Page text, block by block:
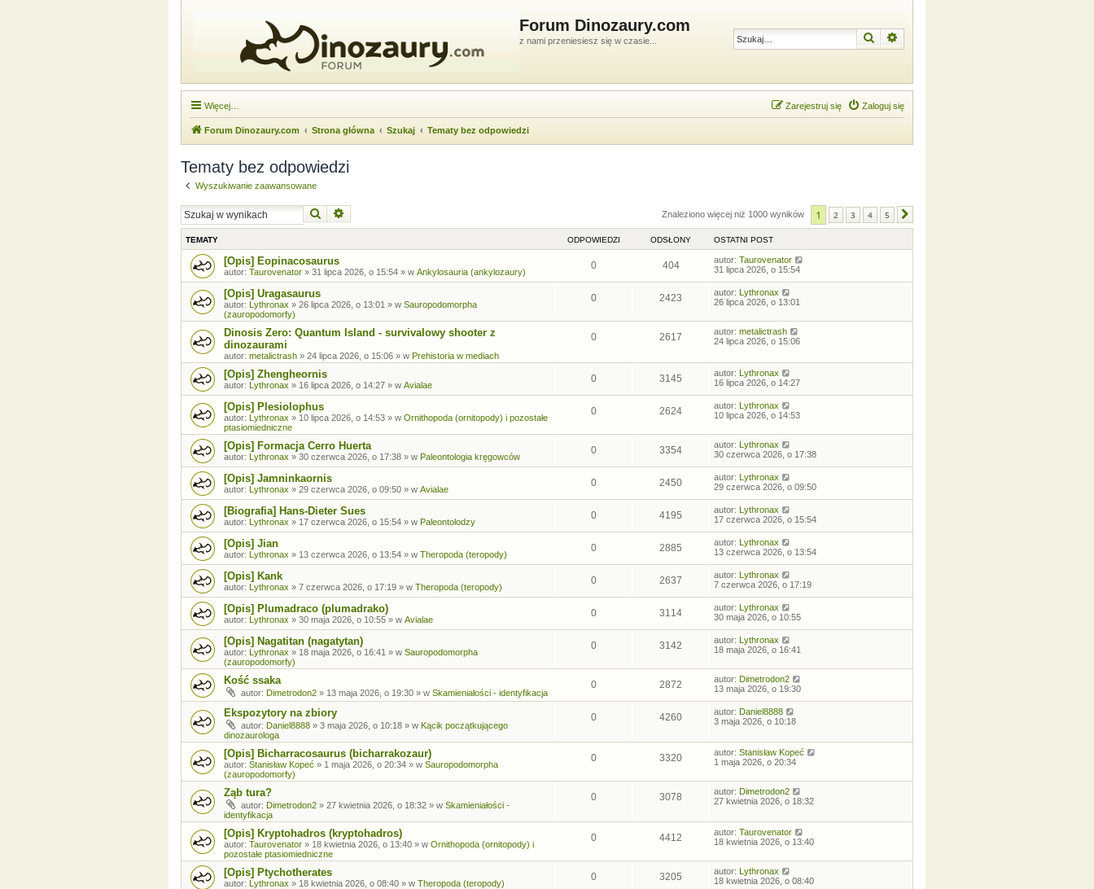
Forum Dinozaury.com
z nami przeniesiesz się w czasie... Szukaj
Więcej… Zaloguj się
Zarejestruj się
Forum Dinozaury.com Strona główna Szukaj Tematy bez odpowiedzi
Tematy bez odpowiedzi
Wyszukiwanie zaawansowane
Szukaj Znaleziono więcej niż 1000 wyników 1 2 3 4 5
TEMATY ODPOWIEDZI ODSŁONY OSTATNI POST
[Opis] Eopinacosaurus
autor: Taurovenator » 31 lipca 2026, o 15:54 » w Ankylosauria (ankylozaury)
0 404 autor: Taurovenator
31 lipca 2026, o 15:54
[Opis] Uragasaurus
autor: Lythronax » 26 lipca 2026, o 13:01 » w Sauropodomorpha
(zauropodomorfy)
0 2423 autor: Lythronax
26 lipca 2026, o 13:01
Dinosis Zero: Quantum Island - survivalowy shooter z
dinozaurami
autor: metalictrash » 24 lipca 2026, o 15:06 » w Prehistoria w mediach
0 2617 autor: metalictrash
24 lipca 2026, o 15:06
[Opis] Zhengheornis
autor: Lythronax » 16 lipca 2026, o 14:27 » w Avialae
0 3145 autor: Lythronax
16 lipca 2026, o 14:27
[Opis] Plesiolophus
autor: Lythronax » 10 lipca 2026, o 14:53 » w Ornithopoda (ornitopody) i pozostałe
ptasiomiedniczne
0 2624 autor: Lythronax
10 lipca 2026, o 14:53
[Opis] Formacja Cerro Huerta
autor: Lythronax » 30 czerwca 2026, o 17:38 » w Paleontologia kręgowców
0 3354 autor: Lythronax
30 czerwca 2026, o 17:38
[Opis] Jamninkaornis
autor: Lythronax » 29 czerwca 2026, o 09:50 » w Avialae
0 2450 autor: Lythronax
29 czerwca 2026, o 09:50
[Biografia] Hans-Dieter Sues
autor: Lythronax » 17 czerwca 2026, o 15:54 » w Paleontolodzy
0 4195 autor: Lythronax
17 czerwca 2026, o 15:54
[Opis] Jian
autor: Lythronax » 13 czerwca 2026, o 13:54 » w Theropoda (teropody)
0 2885 autor: Lythronax
13 czerwca 2026, o 13:54
[Opis] Kank
autor: Lythronax » 7 czerwca 2026, o 17:19 » w Theropoda (teropody)
0 2637 autor: Lythronax
7 czerwca 2026, o 17:19
[Opis] Plumadraco (plumadrako)
autor: Lythronax » 30 maja 2026, o 10:55 » w Avialae
0 3114 autor: Lythronax
30 maja 2026, o 10:55
[Opis] Nagatitan (nagatytan)
autor: Lythronax » 18 maja 2026, o 16:41 » w Sauropodomorpha
(zauropodomorfy)
0 3142 autor: Lythronax
18 maja 2026, o 16:41
Kość ssaka
autor: Dimetrodon2 » 13 maja 2026, o 19:30 » w Skamieniałości - identyfikacja
0 2872 autor: Dimetrodon2
13 maja 2026, o 19:30
Ekspozytory na zbiory
autor: Daniel8888 » 3 maja 2026, o 10:18 » w Kącik początkującego
dinozaurologa
0 4260 autor: Daniel8888
3 maja 2026, o 10:18
[Opis] Bicharracosaurus (bicharrakozaur)
autor: Stanisław Kopeć » 1 maja 2026, o 20:34 » w Sauropodomorpha
(zauropodomorfy)
0 3320 autor: Stanisław Kopeć
1 maja 2026, o 20:34
Ząb tura?
autor: Dimetrodon2 » 27 kwietnia 2026, o 18:32 » w Skamieniałości -
identyfikacja
0 3078 autor: Dimetrodon2
27 kwietnia 2026, o 18:32
[Opis] Kryptohadros (kryptohadros)
autor: Taurovenator » 18 kwietnia 2026, o 13:40 » w Ornithopoda (ornitopody) i
pozostałe ptasiomiedniczne
0 4412 autor: Taurovenator
18 kwietnia 2026, o 13:40
[Opis] Ptychotherates
autor: Lythronax » 18 kwietnia 2026, o 08:40 » w Theropoda (teropody)
0 3205 autor: Lythronax
18 kwietnia 2026, o 08:40